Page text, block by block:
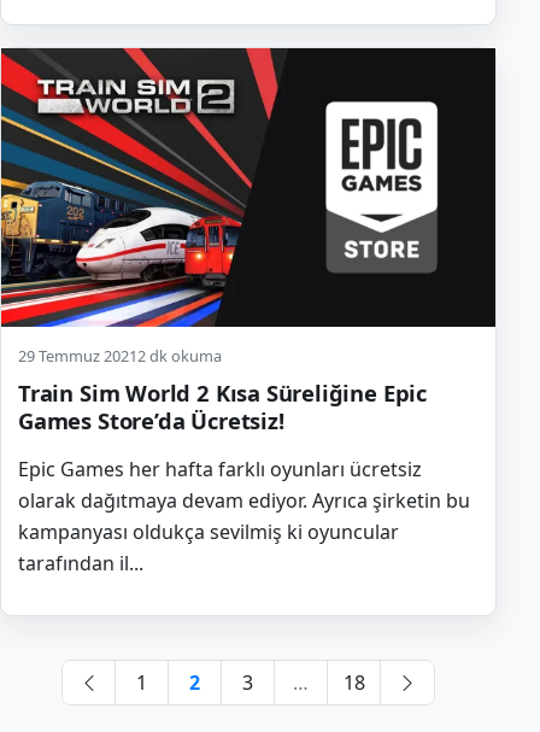
29 Temmuz 20212 dk okuma
Train Sim World 2 Kısa Süreliğine Epic
Games Store’da Ücretsiz!
Epic Games her hafta farklı oyunları ücretsiz
olarak dağıtmaya devam ediyor. Ayrıca şirketin bu
kampanyası oldukça sevilmiş ki oyuncular
tarafından il...
Yazı
sayfalaması
Önceki
1 2 3 … 18
Sonraki